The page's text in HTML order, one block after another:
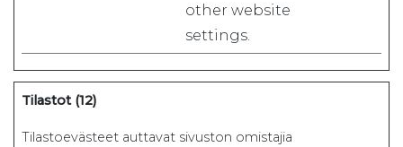
other website
settings.
Tilastot (12)
Tilastoevästeet auttavat sivuston omistajia